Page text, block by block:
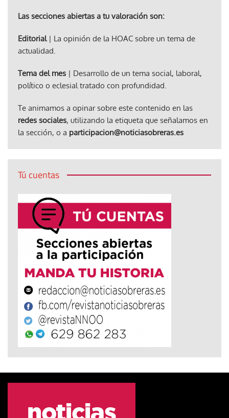
Las secciones abiertas a tu valoración son:
Editorial| La opinión de la HOAC sobre un tema de
actualidad.
Tema del mes | Desarrollo de un tema social, laboral,
político o eclesial tratado con profundidad.
Te animamos a opinar sobre este contenido en las
redes sociales, utilizando la etiqueta que señalamos en
la sección, o a participacion@noticiasobreras.es
Tú cuentas